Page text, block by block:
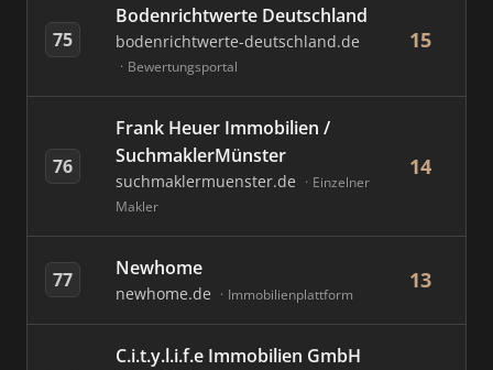
75
Bodenrichtwerte Deutschland
bodenrichtwerte-deutschland.de
Bewertungsportal
15
76
Frank Heuer Immobilien /
SuchmaklerMünster
suchmaklermuenster.de
Einzelner
Makler
14
77 Newhome
newhome.de Immobilienplattform
13
C.i.t.y.l.i.f.e Immobilien GmbH